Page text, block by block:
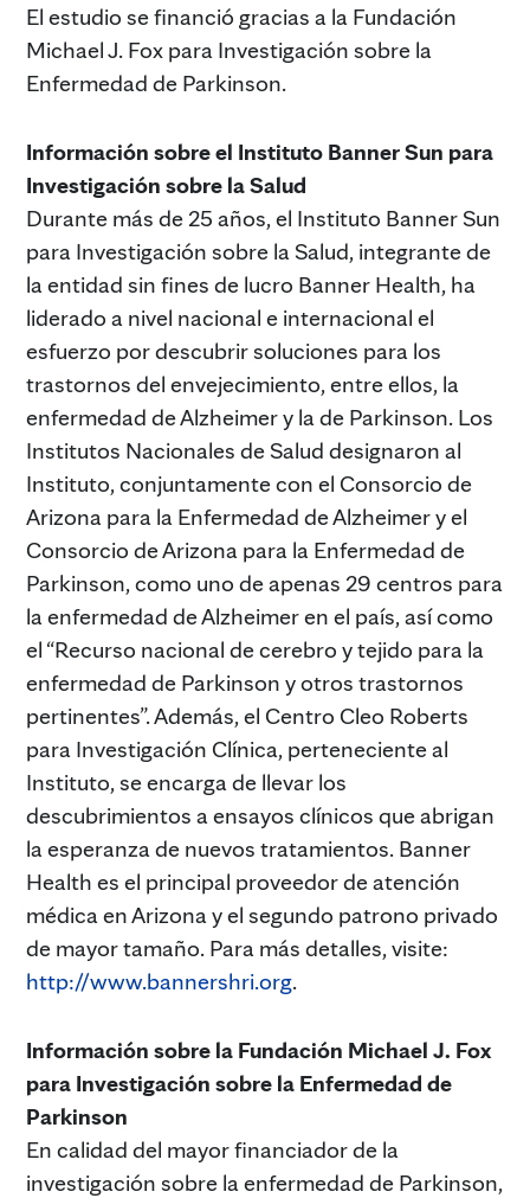
El estudio se financió gracias a la Fundación
Michael J. Fox para Investigación sobre la
Enfermedad de Parkinson.
Información sobre el Instituto Banner Sun para
Investigación sobre la Salud
Durante más de 25 años, el Instituto Banner Sun
para Investigación sobre la Salud, integrante de
la entidad sin fines de lucro Banner Health, ha
liderado a nivel nacional e internacional el
esfuerzo por descubrir soluciones para los
trastornos del envejecimiento, entre ellos, la
enfermedad de Alzheimer y la de Parkinson. Los
Institutos Nacionales de Salud designaron al
Instituto, conjuntamente con el Consorcio de
Arizona para la Enfermedad de Alzheimer y el
Consorcio de Arizona para la Enfermedad de
Parkinson, como uno de apenas 29 centros para
la enfermedad de Alzheimer en el país, así como
el “Recurso nacional de cerebro y tejido para la
enfermedad de Parkinson y otros trastornos
pertinentes”. Además, el Centro Cleo Roberts
para Investigación Clínica, perteneciente al
Instituto, se encarga de llevar los
descubrimientos a ensayos clínicos que abrigan
la esperanza de nuevos tratamientos. Banner
Health es el principal proveedor de atención
médica en Arizona y el segundo patrono privado
de mayor tamaño. Para más detalles, visite:
http://www.bannershri.org.
Información sobre la Fundación Michael J. Fox
para Investigación sobre la Enfermedad de
Parkinson
En calidad del mayor financiador de la
investigación sobre la enfermedad de Parkinson,